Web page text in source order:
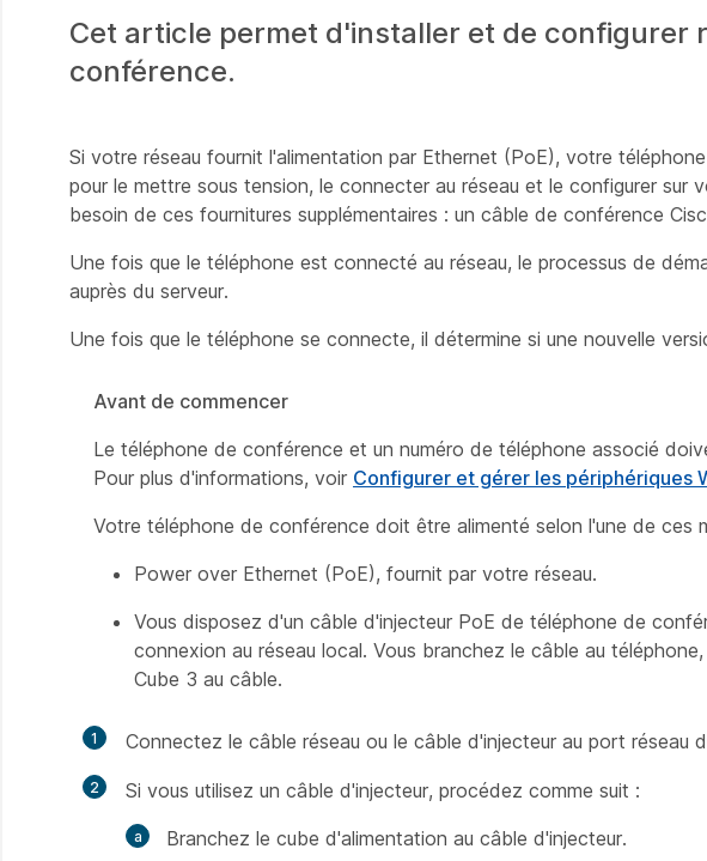
Cet article permet d'installer et de configurer
conférence.
Si votre réseau fournit l'alimentation par Ethernet (PoE), votre
pour le mettre sous tension, le connecter au réseau et le configurer sur
besoin de ces fournitures supplémentaires : un câble de conférence
Une fois que le téléphone est connecté au réseau, le processus de
auprès du serveur.
Une fois que le téléphone se connecte, il détermine si une nouvelle
Avant de commencer
Le téléphone de conférence et un numéro de téléphone associé
Pour plus d'informations, voir Configurer et gérer les périphériques
Votre téléphone de conférence doit être alimenté selon l'une de ces
Power over Ethernet (PoE), fournit par votre réseau.
Vous disposez d'un câble d'injecteur PoE de téléphone de
connexion au réseau local. Vous branchez le câble au
Cube 3 au câble.
1 Connectez le câble réseau ou le câble d'injecteur au port réseau
2
Si vous utilisez un câble d'injecteur, procédez comme suit :
Branchez le cube d'alimentation au câble d'injecteur.